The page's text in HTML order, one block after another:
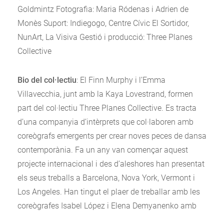
Goldmintz Fotografia: Maria Ródenas i Adrien de
Monès Suport: Indiegogo, Centre Cívic El Sortidor,
NunArt, La Visiva Gestió i producció: Three Planes
Collective
Bio del col·lectiu: El Finn Murphy i l’Emma
Villavecchia, junt amb la Kaya Lovestrand, formen
part del col·lectiu Three Planes Collective. Es tracta
d’una companyia d’intèrprets que col·laboren amb
coreògrafs emergents per crear noves peces de dansa
contemporània. Fa un any van començar aquest
projecte internacional i des d’aleshores han presentat
els seus treballs a Barcelona, Nova York, Vermont i
Los Angeles. Han tingut el plaer de treballar amb les
coreògrafes Isabel López i Elena Demyanenko amb